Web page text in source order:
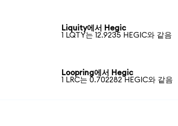
Liquity에서 Hegic
1 LQTY는 12.9235 HEGIC와 같음
Loopring에서 Hegic
1 LRC는 0.702282 HEGIC와 같음